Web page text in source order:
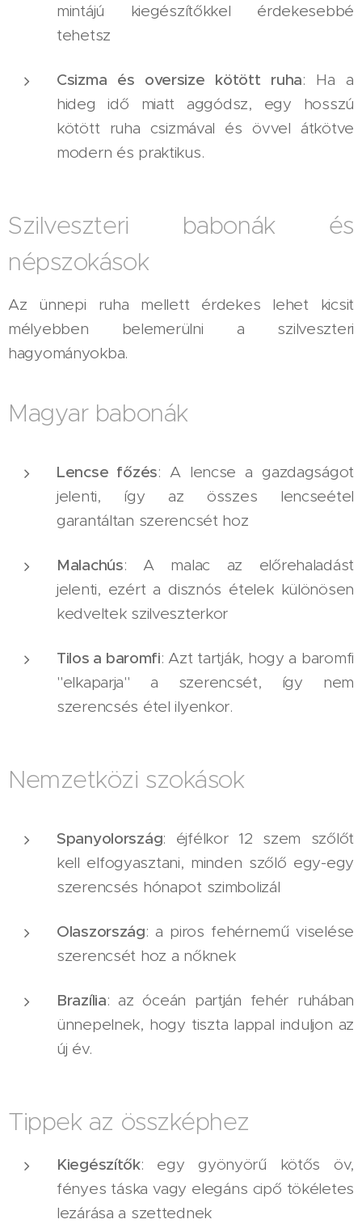
mintájú kiegészítőkkel érdekesebbé
tehetsz
Csizma és oversize kötött ruha: Ha a
hideg idő miatt aggódsz, egy hosszú
kötött ruha csizmával és övvel átkötve
modern és praktikus.
Szilveszteri babonák és
népszokások
Az ünnepi ruha mellett érdekes lehet kicsit
mélyebben belemerülni a szilveszteri
hagyományokba.
Magyar babonák
Lencse főzés: A lencse a gazdagságot
jelenti, így az összes lencseétel
garantáltan szerencsét hoz
Malachús: A malac az előrehaladást
jelenti, ezért a disznós ételek különösen
kedveltek szilveszterkor
Tilos a baromfi: Azt tartják, hogy a baromfi
"elkaparja" a szerencsét, így nem
szerencsés étel ilyenkor.
Nemzetközi szokások
Spanyolország: éjfélkor 12 szem szőlőt
kell elfogyasztani, minden szőlő egy-egy
szerencsés hónapot szimbolizál
Olaszország: a piros fehérnemű viselése
szerencsét hoz a nőknek
Brazília: az óceán partján fehér ruhában
ünnepelnek, hogy tiszta lappal induljon az
új év.
Tippek az összképhez
Kiegészítők: egy gyönyörű kötős öv,
fényes táska vagy elegáns cipő tökéletes
lezárása a szettednek